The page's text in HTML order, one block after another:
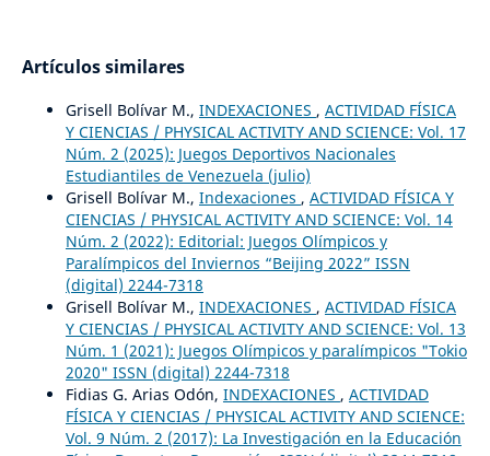
Artículos similares
Grisell Bolívar M., INDEXACIONES , ACTIVIDAD FÍSICA
Y CIENCIAS / PHYSICAL ACTIVITY AND SCIENCE: Vol. 17
Núm. 2 (2025): Juegos Deportivos Nacionales
Estudiantiles de Venezuela (julio)
Grisell Bolívar M., Indexaciones , ACTIVIDAD FÍSICA Y
CIENCIAS / PHYSICAL ACTIVITY AND SCIENCE: Vol. 14
Núm. 2 (2022): Editorial: Juegos Olímpicos y
Paralímpicos del Inviernos “Beijing 2022” ISSN
(digital) 2244-7318
Grisell Bolívar M., INDEXACIONES , ACTIVIDAD FÍSICA
Y CIENCIAS / PHYSICAL ACTIVITY AND SCIENCE: Vol. 13
Núm. 1 (2021): Juegos Olímpicos y paralímpicos "Tokio
2020" ISSN (digital) 2244-7318
Fidias G. Arias Odón, INDEXACIONES , ACTIVIDAD
FÍSICA Y CIENCIAS / PHYSICAL ACTIVITY AND SCIENCE:
Vol. 9 Núm. 2 (2017): La Investigación en la Educación